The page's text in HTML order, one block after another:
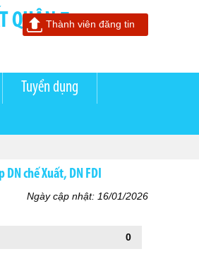
QUẬN 7Thành viên đăng tin
Tuyển dụng
chế Xuất, DN FDI
Ngày cập nhật: 16/01/2026
0